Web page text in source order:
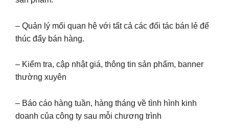
– Quản lý mối quan hệ với tất cả các đối tác bán lẻ để
thúc đẩy bán hàng.
– Kiểm tra, cập nhật giá, thông tin sản phẩm, banner
thường xuyên
– Báo cáo hàng tuần, hàng tháng về tình hình kinh
doanh của công ty sau mỗi chương trình